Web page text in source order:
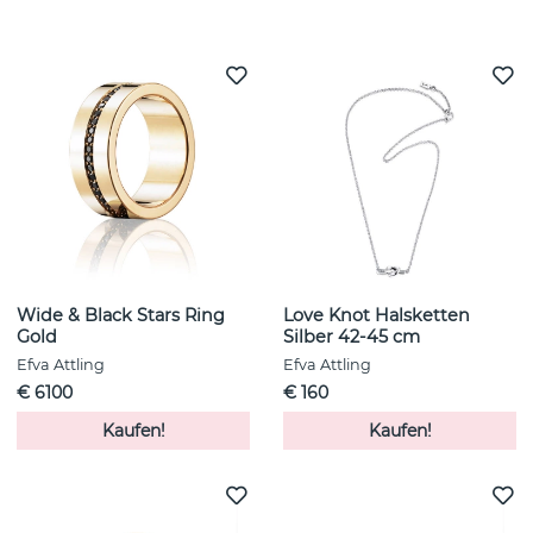
Wide & Black Stars Ring
Gold
Efva Attling
€ 6100
Kaufen!
Love Knot Halsketten
Silber 42-45 cm
Efva Attling
€ 160
Kaufen!